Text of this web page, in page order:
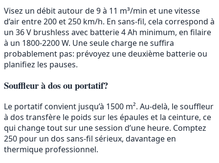
Visez un débit autour de 9 à 11 m³/min et une vitesse
d’air entre 200 et 250 km/h. En sans-fil, cela correspond à
un 36 V brushless avec batterie 4 Ah minimum, en filaire
à un 1800-2200 W. Une seule charge ne suffira
probablement pas: prévoyez une deuxième batterie ou
planifiez les pauses.
Souffleur à dos ou portatif?
Le portatif convient jusqu’à 1500 m². Au-delà, le souffleur
à dos transfère le poids sur les épaules et la ceinture, ce
qui change tout sur une session d’une heure. Comptez
250 pour un dos sans-fil sérieux, davantage en
thermique professionnel.